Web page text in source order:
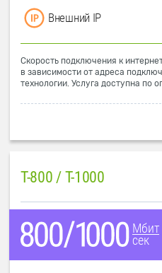
Внешний IP
Скорость подключения к
в зависимости от адреса
технологии. Услуга доступна по
T-800 / T-1000
Мбит
сек